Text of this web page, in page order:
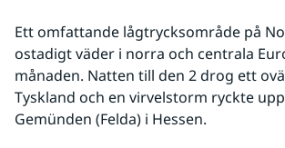
Ett omfattande lågtrycksområde på
ostadigt väder i norra och centrala
månaden. Natten till den 2 drog ett
Tyskland och en virvelstorm ryckte
Gemünden (Felda) i Hessen.